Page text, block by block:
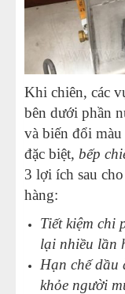
Khi chiên, các
bên dưới phần
và biến đổi
đặc biệt, bếp
3 lợi ích sau
hàng:
Tiết kiệm chi
lại nhiều lần
Hạn chế dầu
khỏe người